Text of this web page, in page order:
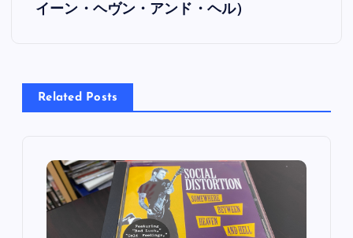
ナ
ゲ
イーン・ヘヴン・アンド・ヘル）
Related Posts